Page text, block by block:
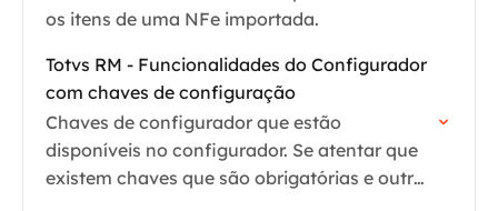
os itens de uma NFe importada.
Totvs RM - Funcionalidades do Configurador
com chaves de configuração
Chaves de configurador que estão
disponíveis no configurador. Se atentar que
existem chaves que são obrigatórias e outras